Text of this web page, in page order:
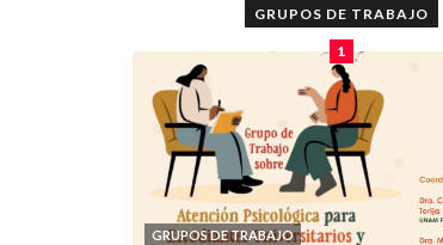
GRUPOS DE TRABAJO
1
GRUPOS DE TRABAJO